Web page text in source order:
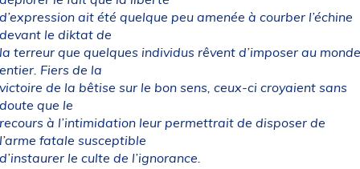
ait été quelque peu amenée à courber l’échine
le diktat de
terreur que quelques individus rêvent d’imposer au monde
Fiers de la
de la bêtise sur le bon sens, ceux-ci croyaient sans
que le
à l’intimidation leur permettrait de disposer de
fatale susceptible
le culte de l’ignorance.